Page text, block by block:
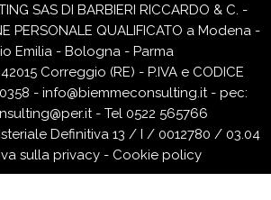
SAS DI BARBIERI RICCARDO & C. -
PERSONALE QUALIFICATO a Modena -
Emilia - Bologna - Parma
Correggio (RE) - P.IVA e CODICE
-info@biemmeconsulting.it-pec:
- Tel 0522 565766
Definitiva 13 / I / 0012780 / 03.04
sulla privacy - Cookie policy